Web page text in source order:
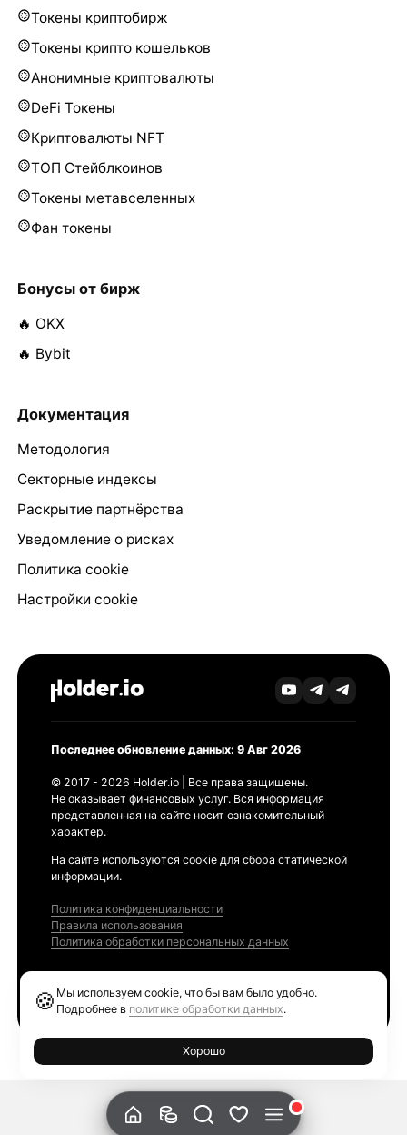
Токены криптобирж
Токены крипто кошельков
Анонимные криптовалюты
DeFi Токены
Криптовалюты NFT
ТОП Стейблкоинов
Токены метавселенных
Фан токены
Бонусы от бирж
🔥 OKX
🔥 Bybit
Документация
Методология
Секторные индексы
Раскрытие партнёрства
Уведомление о рисках
Политика cookie
Настройки cookie
Последнее обновление данных: 9 Авг 2026
© 2017 - 2026 Holder.io | Все права защищены.
Не оказывает финансовых услуг. Вся информация
представленная на сайте носит ознакомительный
характер.
На сайте используются cookie для сбора статической
информации.
Политика конфиденциальности
Правила использования
Политика обработки персональных данных
🍪 Мы используем cookie, что бы вам было удобно.
Подробнее в политике обработки данных.
Хорошо
Ethereum GAS Tracker